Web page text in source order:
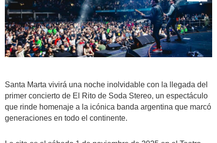
Santa Marta vivirá una noche inolvidable con la llegada del
primer concierto de El Rito de Soda Stereo, un espectáculo
que rinde homenaje a la icónica banda argentina que marcó
generaciones en todo el continente.